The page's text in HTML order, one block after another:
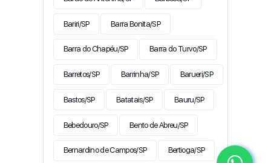
Bariri/SP Barra Bonita/SP
Barra do Chapéu/SP Barra do Turvo/SP
Barretos/SP Barrinha/SP Barueri/SP
Bastos/SP Batatais/SP Bauru/SP
Bebedouro/SP Bento de Abreu/SP
Bernardino de Campos/SP Bertioga/SP